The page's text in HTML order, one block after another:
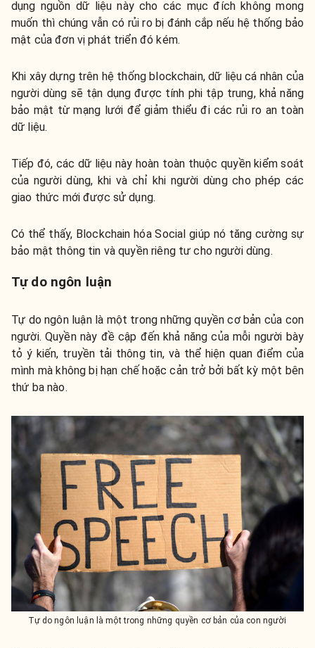
dụng nguồn dữ liệu này cho các mục đích không mong
muốn thì chúng vẫn có rủi ro bị đánh cắp nếu hệ thống bảo
mật của đơn vị phát triển đó kém.
Khi xây dựng trên hệ thống blockchain, dữ liệu cá nhân của
người dùng sẽ tận dụng được tính phi tập trung, khả năng
bảo mật từ mạng lưới để giảm thiểu đi các rủi ro an toàn
dữ liệu.
Tiếp đó, các dữ liệu này hoàn toàn thuộc quyền kiểm soát
của người dùng, khi và chỉ khi người dùng cho phép các
giao thức mới được sử dụng.
Có thể thấy, Blockchain hóa Social giúp nó tăng cường sự
bảo mật thông tin và quyền riêng tư cho người dùng.
Tự do ngôn luận
Tự do ngôn luận là một trong những quyền cơ bản của con
người. Quyền này đề cập đến khả năng của mỗi người bày
tỏ ý kiến, truyền tải thông tin, và thể hiện quan điểm của
mình mà không bị hạn chế hoặc cản trở bởi bất kỳ một bên
thứ ba nào.
Tự do ngôn luận là một trong những quyền cơ bản của con người